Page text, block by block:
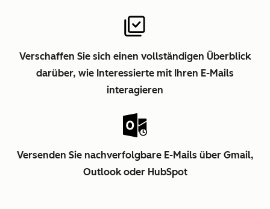
Verschaffen Sie sich einen vollständigen Überblick
darüber, wie Interessierte mit Ihren E-Mails
interagieren
Versenden Sie nachverfolgbare E-Mails über Gmail,
Outlook oder HubSpot